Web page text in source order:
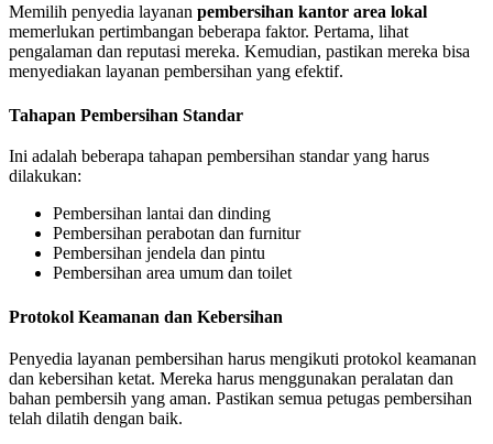
Memilih penyedia layanan pembersihan kantor area lokal
memerlukan pertimbangan beberapa faktor. Pertama, lihat
pengalaman dan reputasi mereka. Kemudian, pastikan mereka bisa
menyediakan layanan pembersihan yang efektif.
Tahapan Pembersihan Standar
Ini adalah beberapa tahapan pembersihan standar yang harus
dilakukan:
Pembersihan lantai dan dinding
Pembersihan perabotan dan furnitur
Pembersihan jendela dan pintu
Pembersihan area umum dan toilet
Protokol Keamanan dan Kebersihan
Penyedia layanan pembersihan harus mengikuti protokol keamanan
dan kebersihan ketat. Mereka harus menggunakan peralatan dan
bahan pembersih yang aman. Pastikan semua petugas pembersihan
telah dilatih dengan baik.